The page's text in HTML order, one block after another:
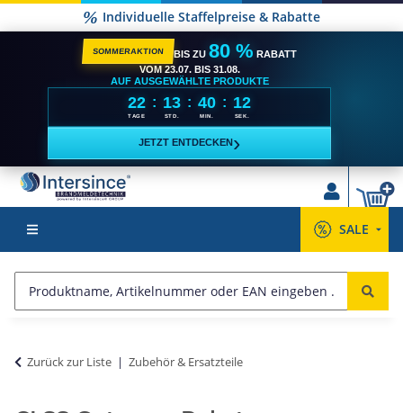
Individuelle Staffelpreise & Rabatte
SOMMERAKTION BIS ZU 80 % RABATT
VOM 23.07. BIS 31.08.
AUF AUSGEWÄHLTE PRODUKTE
22
TAGE
: 13
STD.
: 40
MIN.
: 12
SEK.
JETZT ENTDECKEN ›
SALE
Zurück zur Liste Zubehör & Ersatzteile